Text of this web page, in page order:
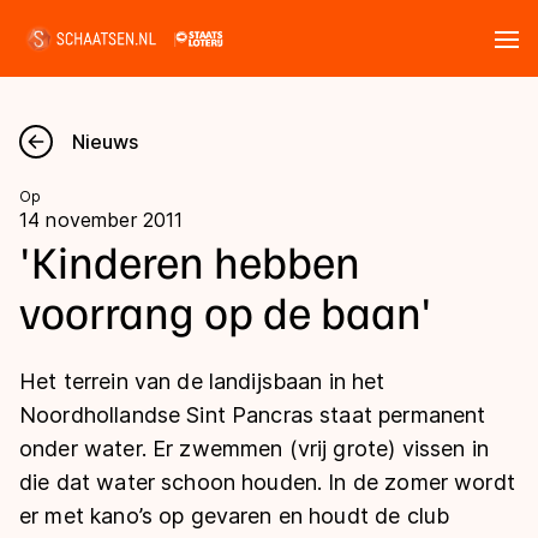
Nieuws
Kalender
Disciplines
Langebaan
Shorttrack
Inlineskaten
Uitslagen
Langebaan
Shorttrack
Marathon
Tijden & historie
Ranglijsten Langebaan
Nieuws
Op
14 november 2011
'Kinderen hebben
voorrang op de baan'
Het terrein van de landijsbaan in het
Noordhollandse Sint Pancras staat permanent
onder water. Er zwemmen (vrij grote) vissen in
die dat water schoon houden. In de zomer wordt
er met kano’s op gevaren en houdt de club